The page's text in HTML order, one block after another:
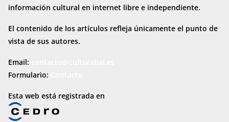
información cultural en internet libre e independiente.
El contenido de los artículos refleja únicamente el punto de
vista de sus autores.
Email:
Formulario:
Esta web está registrada en